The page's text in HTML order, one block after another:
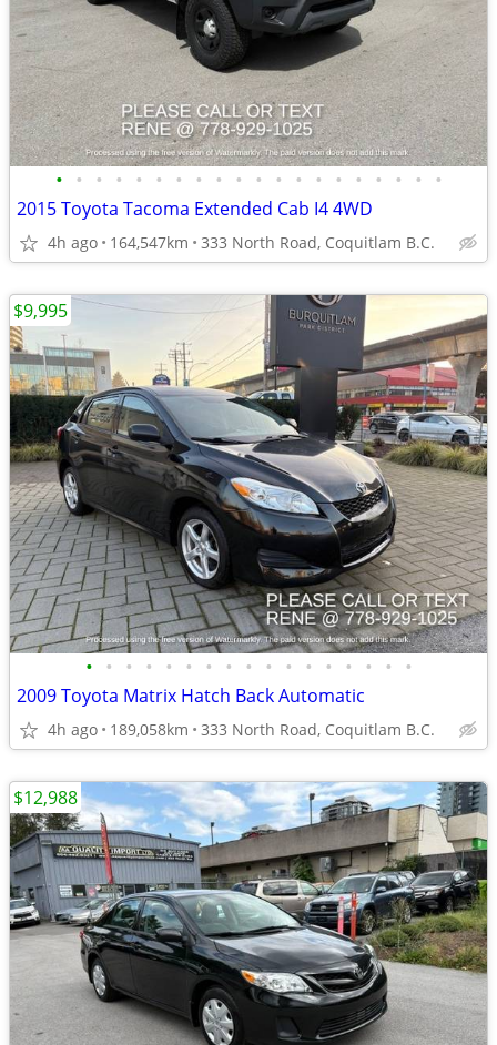
• • • • • • • • • • • • • • • • • • • •
2015 Toyota Tacoma Extended Cab I4 4WD
4h ago 164,547km 333 North Road, Coquitlam B.C.
• • • • • • • • • • • • • • • • •
2009 Toyota Matrix Hatch Back Automatic
4h ago 189,058km 333 North Road, Coquitlam B.C.
$9,995
$12,988